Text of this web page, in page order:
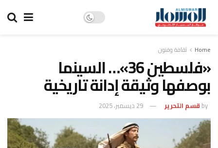
Home ثقافة وفنون
«فلسطين 36»… السينما
بوصفها وثيقة إدانة تاريخية
by قسم التحرير 29 ديسمبر، 2025